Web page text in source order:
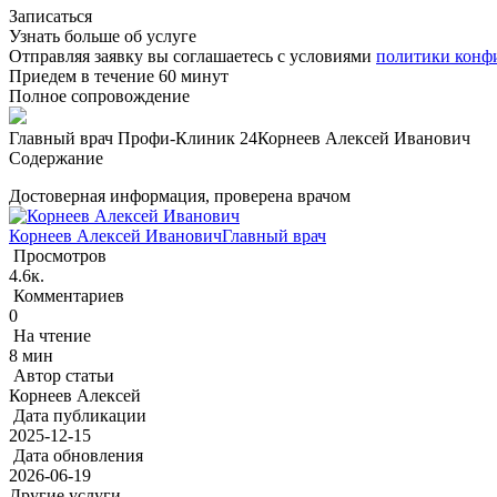
Записаться
Узнать больше об услуге
Отправляя заявку вы соглашаетесь с условиями политики
Приедем в течение 60 минут
Полное сопровождение
Главный врач Профи-Клиник 24Корнеев Алексей Иванович
Содержание
Достоверная информация, проверена врачом
Корнеев Алексей ИвановичГлавный врач
Просмотров
4.6к.
Комментариев
0
На чтение
8 мин
Автор статьи
Корнеев Алексей
Дата публикации
2025-12-15
Дата обновления
2026-06-19